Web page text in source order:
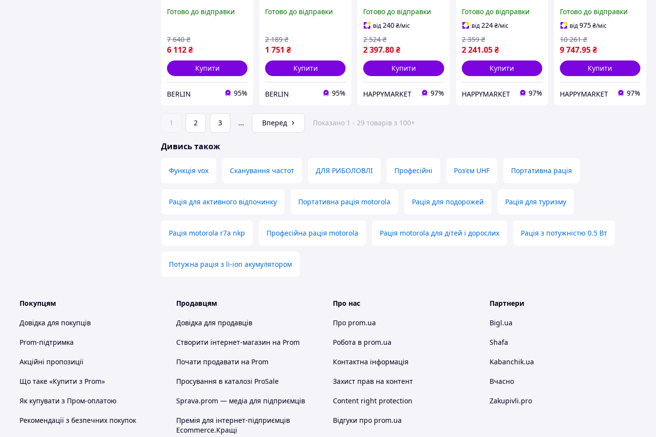
A9P00811YWCMAG
Готово до відправки
6 112₴
7 640 ₴
Купити
BERLIN 95%
B4P00811RDKMAW
Готово до відправки
1 751 ₴
2 189 ₴
Купити
BERLIN 95%
(B4P00811MDKMAQ)
Готово до відправки
від240₴/міс
2 397.80₴
2 524 ₴
Купити
HAPPYMARKET 97%
(B4P00811MDKMAW)
Готово до відправки
від224 ₴/міс
2 241.05 ₴
2 359 ₴
Купити
HAPPYMARKET 97%
Yellow Black
(5031753007218)
Готово до відправки
від975₴/міс
9 747.95₴
10 261 ₴
Купити
HAPPYMARKET 97%
1 2 3 ... Вперед Показано 1 - 29 товарів з 100+
Дивись також
Функція vox Сканування частот ДЛЯ РИБОЛОВЛІ Професійні Роз'єм UHF Портативна рація
Рація для активного відпочинку Портативна рація motorola Рація для подорожей Рація для туризму
Рація motorola r7a nkp Професійна рація motorola Рація motorola для дітей і дорослих Рація з потужністю 0.5 Вт
Потужна рація з li-ion акумулятором
Покупцям
Довідка для покупців
Prom-підтримка
Акційні пропозиції
Що таке «Купити з Prom»
Як купувати з Пром-оплатою
Рекомендації з безпечних покупок
Продавцям
Довідка для продавців
Створити інтернет-магазин на Prom
Почати продавати на Prom
Просування в каталозі ProSale
Sprava.prom — медіа для підприємців
Премія для інтернет-підприємців
Ecommerce.Кращі
Про нас
Про prom.ua
Робота в prom.ua
Контактна інформація
Захист прав на контент
Content right protection
Відгуки про prom.ua
Партнери
Bigl.ua
Shafa
Kabanchik.ua
Вчасно
Zakupivli.pro